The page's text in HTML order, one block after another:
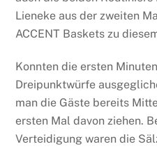
Lieneke aus der zweiten
ACCENT Baskets zu
Konnten die ersten
Dreipunktwürfe
man die Gäste bereits
ersten Mal davon ziehen.
Verteidigung waren die